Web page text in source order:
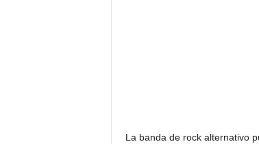
La banda de rock alternativo